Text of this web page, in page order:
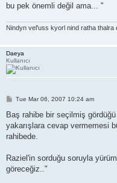
bu pek önemli değil ama... ''
Nindyn vel'uss kyorl nind ratha thalra
Daeya
Kullanıcı
P
s
Tue Mar 06, 2007 10:24 am
Baş rahibe bir seçilmiş
yakarışlara cevap vermemesi
rahibede.
Raziel'in sorduğu soruyla
göreceğiz.."